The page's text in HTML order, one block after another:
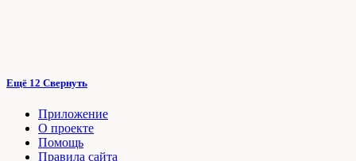
Ещё 12 Свернуть
Приложение
О проекте
Помощь
Правила сайта